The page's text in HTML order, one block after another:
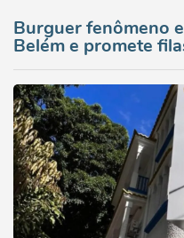
Burguer fenômeno
Belém e promete